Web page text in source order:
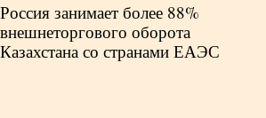
Россия занимает более 88%
внешнеторгового оборота
Казахстана со странами ЕАЭС